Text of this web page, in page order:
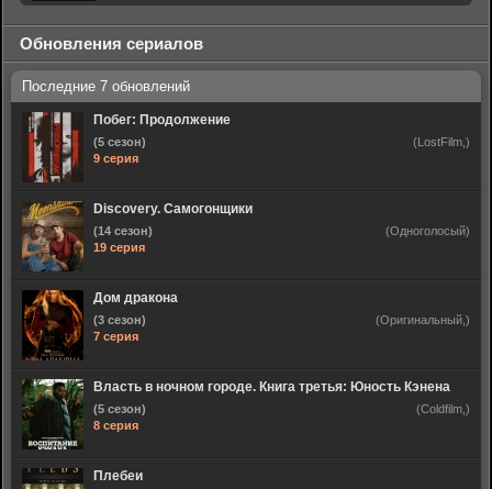
Обновления сериалов
Побег: Продолжение
(5 сезон)
9 серия
(LostFilm,)
Discovery. Самогонщики
(14 сезон)
19 серия
(Одноголосый)
Дом дракона
(3 сезон)
7 серия
(Оригинальный,)
Власть в ночном городе. Книга третья: Юность Кэнена
(5 сезон)
8 серия
(Coldfilm,)
Плебеи